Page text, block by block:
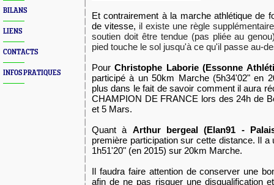
BILANS
LIENS
CONTACTS
INFOS PRATIQUES
Et contrairement à la marche athlétique de
de vitesse, il existe une règle
soutien doit être tendue (pas pliée au
pied touche le sol jusqu'à ce qu'il passe au-
PourChristophe Laborie (Essonne
participé à un 50km Marche (5h34'02" en
plus dans le fait de savoir comment il aura
CHAMPION DE FRANCE lors des 24h de
et 5 Mars.
Quant à Arthur bergeal (Elan91 -
première participation sur cette distance. Il
1h51'20" (en 2015) sur 20km Marche.
Il faudra faire attention de conserver une
afin de ne pas risquer une disqualification